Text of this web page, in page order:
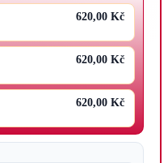
620,00 Kč
620,00 Kč
620,00 Kč